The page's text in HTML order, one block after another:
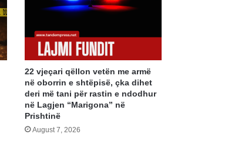
22 vjeçari qëllon vetën me armë
në oborrin e shtëpisë, çka dihet
deri më tani për rastin e ndodhur
në Lagjen “Marigona” në
Prishtinë
August 7, 2026